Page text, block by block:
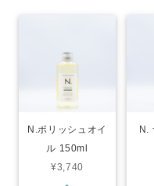
N.ポリッシュオイ
ル 150ml
¥3,740
N.